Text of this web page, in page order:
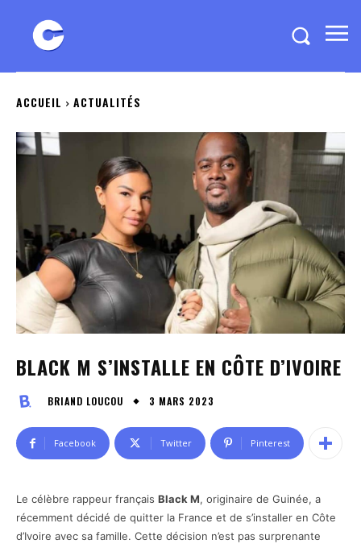
ACCUEIL ACTUALITÉS
BLACK M S’INSTALLE EN CÔTE D’IVOIRE
BRIAND LOUCOU 3 MARS 2023
Facebook Twitter Pinterest
Le célèbre rappeur français Black M, originaire de Guinée, a
récemment décidé de quitter la France et de s’installer en Côte
d’Ivoire avec sa famille. Cette décision n’est pas surprenante